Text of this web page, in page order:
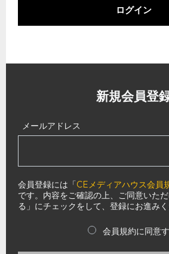
ログイン
新規会員登
メールアドレス
会員登録には「CEメディアハウス会員
です。内容をご確認の上、ご同意いた
る」にチェックをして、登録にお進みく
会員規約に同意